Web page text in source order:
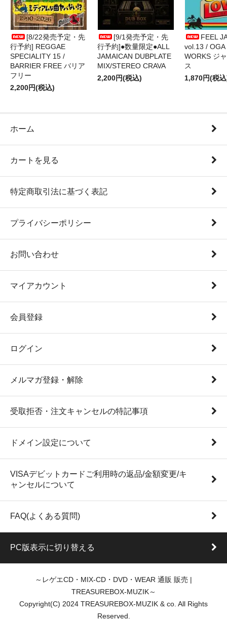
[8/22発売予定・先
行予約] REGGAE
SPECIALITY 15 /
BARRIER FREE バリア
フリー
2,200円(税込)
[9/1発売予定・先
行予約]●数量限定●ALL
JAMAICAN DUBPLATE
MIX/STEREO CRAVA
2,200円(税込)
FEEL
vol.13 / OGA
WORKS ジ
ス
1,870円(税
ホーム
カートを見る
特定商取引法に基づく表記
プライバシーポリシー
お問い合わせ
マイアカウント
会員登録
ログイン
メルマガ登録・解除
受取拒否・注文キャンセルの特記事項
ドメイン設定について
VISAデビットカードご利用時の返品/金額変更/キ
ャンセルについて
FAQ(よくある質問)
PC版表示に切り替える
～レゲエCD・MIX-CD・DVD・WEAR 通販 販売 |
TREASUREBOX-MUZIK～
Copyright(C) 2024 TREASUREBOX-MUZIK & co. All Rights
Reserved.